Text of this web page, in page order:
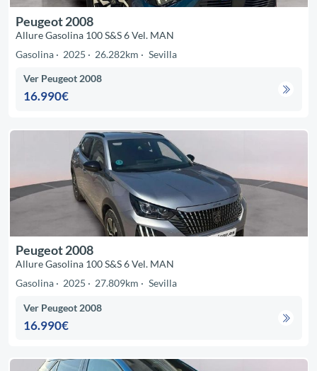
Peugeot 2008
Allure Gasolina 100 S&S 6 Vel. MAN
Gasolina
2025 26.282km Sevilla
Ver Peugeot 2008
16.990€
Peugeot 2008
Allure Gasolina 100 S&S 6 Vel. MAN
Gasolina
2025 27.809km Sevilla
Ver Peugeot 2008
16.990€